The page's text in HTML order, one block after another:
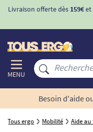
Livraison offerte dès 159€et
MENU
Besoin d'aide
Tous ergo Mobilité Aide